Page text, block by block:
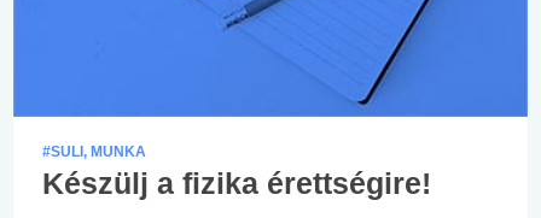
#SULI, MUNKA
Készülj a fizika érettségire!